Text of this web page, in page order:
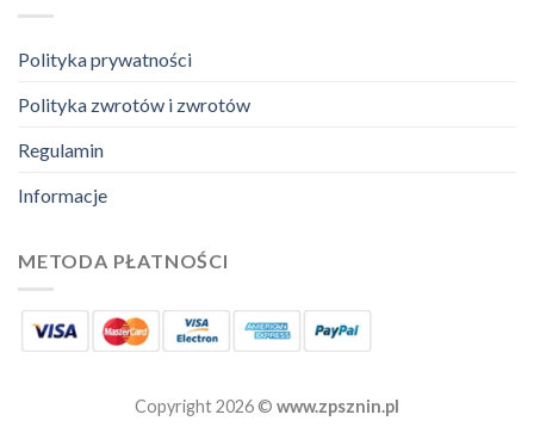
Polityka prywatności
Polityka zwrotów i zwrotów
Regulamin
Informacje
METODA PŁATNOŚCI
Copyright 2026 © www.zpsznin.pl